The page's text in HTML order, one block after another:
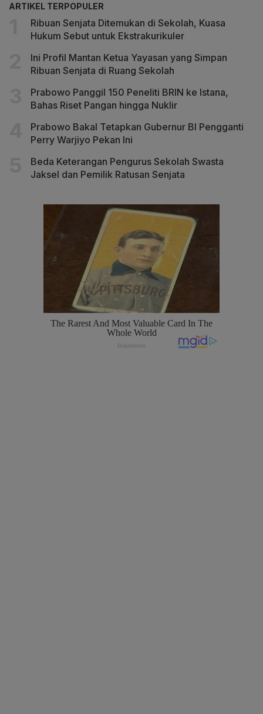
ARTIKEL TERPOPULER
Ribuan Senjata Ditemukan di Sekolah, Kuasa
Hukum Sebut untuk Ekstrakurikuler
Ini Profil Mantan Ketua Yayasan yang Simpan
Ribuan Senjata di Ruang Sekolah
Prabowo Panggil 150 Peneliti BRIN ke Istana,
Bahas Riset Pangan hingga Nuklir
Prabowo Bakal Tetapkan Gubernur BI Pengganti
Perry Warjiyo Pekan Ini
Beda Keterangan Pengurus Sekolah Swasta
Jaksel dan Pemilik Ratusan Senjata